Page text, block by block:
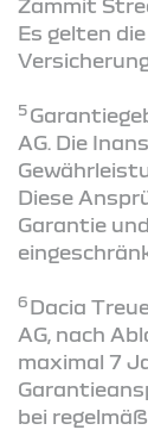
Zammit
Es gelten
5
AG. Die
Diese
Garantie
6 Dacia
AG, nach
maximal 7
bei